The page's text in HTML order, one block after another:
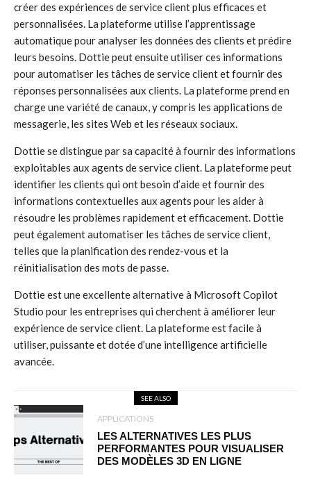
créer des expériences de service client plus efficaces et
personnalisées. La plateforme utilise l’apprentissage
automatique pour analyser les données des clients et prédire
leurs besoins. Dottie peut ensuite utiliser ces informations
pour automatiser les tâches de service client et fournir des
réponses personnalisées aux clients. La plateforme prend en
charge une variété de canaux, y compris les applications de
messagerie, les sites Web et les réseaux sociaux.
Dottie se distingue par sa capacité à fournir des informations
exploitables aux agents de service client. La plateforme peut
identifier les clients qui ont besoin d’aide et fournir des
informations contextuelles aux agents pour les aider à
résoudre les problèmes rapidement et efficacement. Dottie
peut également automatiser les tâches de service client,
telles que la planification des rendez-vous et la
réinitialisation des mots de passe.
Dottie est une excellente alternative à Microsoft Copilot
Studio pour les entreprises qui cherchent à améliorer leur
expérience de service client. La plateforme est facile à
utiliser, puissante et dotée d’une intelligence artificielle
avancée.
SEE ALSO
APPLICATIONS
LES ALTERNATIVES LES PLUS
PERFORMANTES POUR VISUALISER
DES MODÈLES 3D EN LIGNE